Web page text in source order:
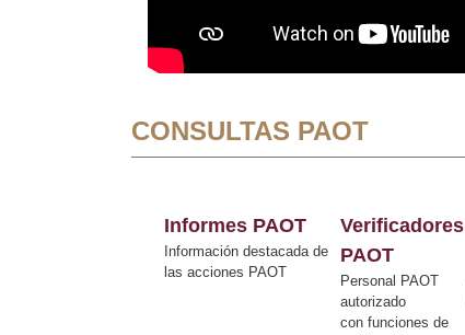
CONSULTAS PAOT
Informes PAOT
Información destacada de
las acciones PAOT
Verificadores
PAOT
Personal PAOT
autorizado
con funciones de